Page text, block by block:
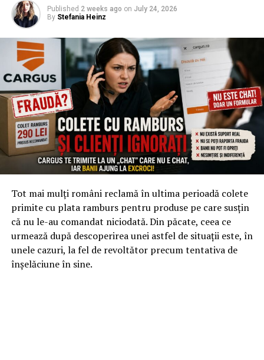
Published 2 weeks ago on July 24, 2026
By Stefania Heinz
Tot mai mulți români reclamă în ultima perioadă colete
primite cu plata ramburs pentru produse pe care susțin
că nu le-au comandat niciodată. Din păcate, ceea ce
urmează după descoperirea unei astfel de situații este, în
unele cazuri, la fel de revoltător precum tentativa de
înșelăciune în sine.